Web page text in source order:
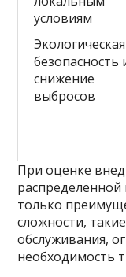
условиям
Экологическая
безопасность
снижение
выбросов
При оценке
только
сложности,
обслуживания,
необходимость